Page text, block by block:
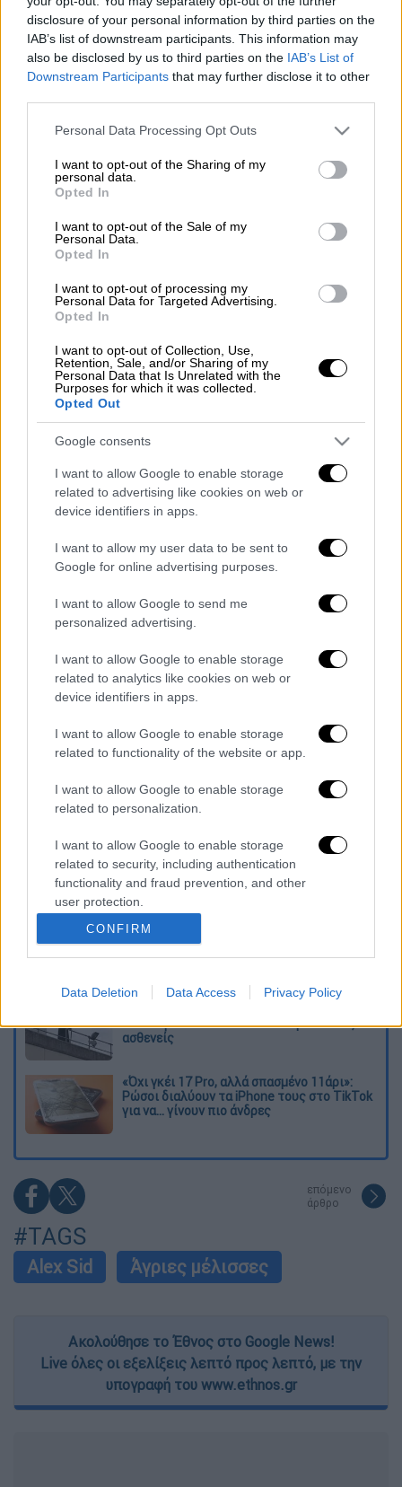
disclosure of your personal information by third parties on the
IAB’s list of downstream participants. This information may
also be disclosed by us to third parties on the IAB’s List of
Downstream Participants that may further disclose it to other
Please note that this website/app uses one or more Google
not limited to your visit or usage behaviour. You may click to
grant or deny consent to Google and its third-party tags to
use your data for below specified purposes in below Google
consent section.
Personal Data Processing Opt Outs
I want to opt-out of the Sharing of my
personal data.
Opted In
I want to opt-out of the Sale of my
Personal Data.
Opted In
I want to opt-out of processing my
Personal Data for Targeted Advertising.
Opted In
I want to opt-out of Collection, Use,
Retention, Sale, and/or Sharing of my
Personal Data that Is Unrelated with the
Purposes for which it was collected.
Opted Out
Google consents
I want to allow Google to enable storage
related to advertising like cookies on web or
device identifiers in apps.
I want to allow my user data to be sent to
Google for online advertising purposes.
I want to allow Google to send me
personalized advertising.
I want to allow Google to enable storage
related to analytics like cookies on web or
device identifiers in apps.
I want to allow Google to enable storage
related to functionality of the website or app.
I want to allow Google to enable storage
related to personalization.
I want to allow Google to enable storage
related to security, including authentication
functionality and fraud prevention, and other
user protection.
CONFIRM
Data Deletion Data Access Privacy Policy
την Panik Oxygen, συνεχίζοντας το σερί των
προσωπικών τουτραγουδιών που «ντύνουν»
την επιτυχημένη σειρά «Άγριες Μέλισσες».
παρουσιάζει έναδραματικό τραγούδι, για τις
εσωτερικές και εξωτερικές συγκρούσεις
του καθενός μας
Και αυτή τη φορά, ο Alex Sid
συνθέτει μοναδικά, με την
μαντόλα , τον μπαγλαμά κρουστά
πλαισιώνουν αριστοτεχνικά τη δυνατή
ερμηνεία του, ενώ τους
στίχους γράφει η Ουρανία
Πατέλλη. Το «Αερικό» μαγνήτισε αμέσως τις
εντυπώσεις του κοινού στο πρόσφατο νέο
επεισόδιο της σειράς «Άγριες Μέλισσες»,
καθώςσυνόδευσε μουσικά τη «μαύρη νύχτα»
στο τηλεοπτικό Διαφάνι, το οποίο
προετοιμάζεται για έναν νέο «εμφύλιο» τη
στιγμή που στις κρεβατοκάμαρες πολλών
«πόλεμοι».
Εκτελέσεις, συλλήψεις και νέοι
περιορισμοί: Το Ιράν σκληραίνει τη γραμμή
στο εσωτερικό εν μέσω πολέμου
Η πρώτη δήλωση της οικογένειας της
38χρονης Βρετανίδας που δολοφονήθηκε
νοσοκομείου και κοιτούσε επίμονα τους
ασθενείς
«Όχι γκέι 17 Pro, αλλά σπασμένο 11άρι»:
Ρώσοι διαλύουν τα iPhone τους στο TikTok
για να... γίνουν πιο άνδρες
επόμενο
άρθρο
#TAGS
Alex Sid Άγριες μέλισσες
Ακολούθησε το Έθνος στο Google News!
Live όλες οι εξελίξεις λεπτό προς λεπτό, με την
υπογραφή του www.ethnos.gr